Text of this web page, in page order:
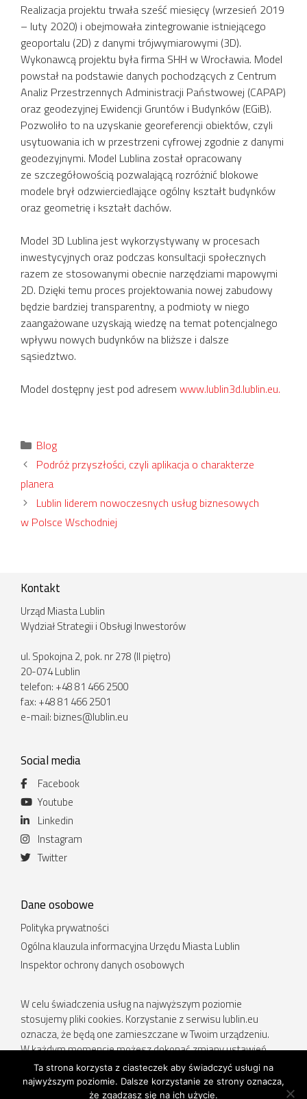
Realizacja projektu trwała sześć miesięcy (wrzesień 2019
– luty 2020) i obejmowała zintegrowanie istniejącego
geoportalu (2D) z danymi trójwymiarowymi (3D).
Wykonawcą projektu była firma SHH w Wrocławia. Model
powstał na podstawie danych pochodzących z Centrum
Analiz Przestrzennych Administracji Państwowej (CAPAP)
oraz geodezyjnej Ewidencji Gruntów i Budynków (EGiB).
Pozwoliło to na uzyskanie georeferencji obiektów, czyli
usytuowania ich w przestrzeni cyfrowej zgodnie z danymi
geodezyjnymi. Model Lublina został opracowany
ze szczegółowością pozwalającą rozróżnić blokowe
modele brył odzwierciedlające ogólny kształt budynków
oraz geometrię i kształt dachów.
Model 3D Lublina jest wykorzystywany w procesach
inwestycyjnych oraz podczas konsultacji społecznych
razem ze stosowanymi obecnie narzędziami mapowymi
2D. Dzięki temu proces projektowania nowej zabudowy
będzie bardziej transparentny, a podmioty w niego
zaangażowane uzyskają wiedzę na temat potencjalnego
wpływu nowych budynków na bliższe i dalsze
sąsiedztwo.
Model dostępny jest pod adresem www.lublin3d.lublin.eu.
Kategorie
Blog
Podróż przyszłości, czyli aplikacja o charakterze
planera
Lublin liderem nowoczesnych usług biznesowych
w Polsce Wschodniej
Kontakt
Urząd Miasta Lublin
Wydział Strategii i Obsługi Inwestorów
ul. Spokojna 2, pok. nr 278 (II piętro)
20-074 Lublin
telefon: +48 81 466 2500
fax: +48 81 466 2501
e-mail: biznes@lublin.eu
Social media
Facebook
Youtube
Linkedin
Instagram
Twitter
Dane osobowe
Polityka prywatności
Ogólna klauzula informacyjna Urzędu Miasta Lublin
Inspektor ochrony danych osobowych
W celu świadczenia usług na najwyższym poziomie
stosujemy pliki cookies. Korzystanie z serwisu lublin.eu
oznacza, że będą one zamieszczane w Twoim urządzeniu.
W każdym momencie możesz dokonać zmiany ustawień
Twojej przeglądarki. Więcej informacji w Polityce prywatności.
Deklaracja dostępności.
Ta strona korzysta z ciasteczek aby świadczyć usługi na
najwyższym poziomie. Dalsze korzystanie ze strony oznacza,
że zgadzasz się na ich użycie.